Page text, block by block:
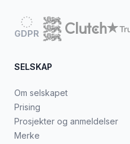
GDPR
SELSKAP
Om selskapet
Prising
Prosjekter og anmeldelser
Merke